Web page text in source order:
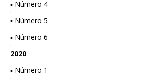
▪ Número 4
▪ Número 5
▪ Número 6
2020
▪ Número 1